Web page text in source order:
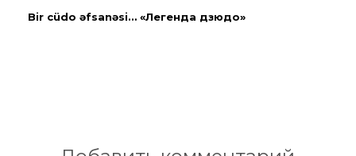
Bir cüdo əfsanəsi… «Легенда дзюдо»